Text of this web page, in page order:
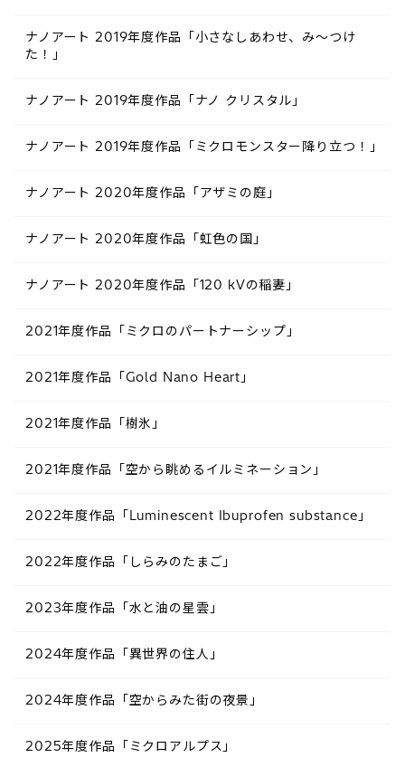
ナノアート 2019年度作品「小さなしあわせ、み～つけ
た！」
ナノアート 2019年度作品「ナノ クリスタル」
ナノアート 2019年度作品「ミクロモンスター降り立つ！」
ナノアート 2020年度作品「アザミの庭」
ナノアート 2020年度作品「虹色の国」
ナノアート 2020年度作品「120 kVの稲妻」
2021年度作品「ミクロのパートナーシップ」
2021年度作品「Gold Nano Heart」
2021年度作品「樹氷」
2021年度作品「空から眺めるイルミネーション」
2022年度作品「Luminescent Ibuprofen substance​」
2022年度作品「しらみのたまご​」
2023年度作品「水と油の星雲​」
2024年度作品「異世界の住人​」
2024年度作品「空からみた街の夜景​」
2025年度作品「ミクロアルプス​」